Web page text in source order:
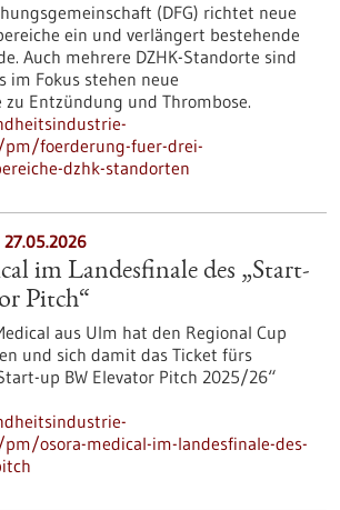
(DFG) richtet neue
ein und verlängert bestehende
Auch mehrere DZHK-Standorte sind
im Fokus stehen neue
zu Entzündung und Thrombose.
foerderung-fuer-drei-
dzhk-standorten
im Landesfinale des „Start-
Pitch“
aus Ulm hat den Regional Cup
und sich damit das Ticket fürs
up BW Elevator Pitch 2025/26“
osora-medical-im-landesfinale-des-